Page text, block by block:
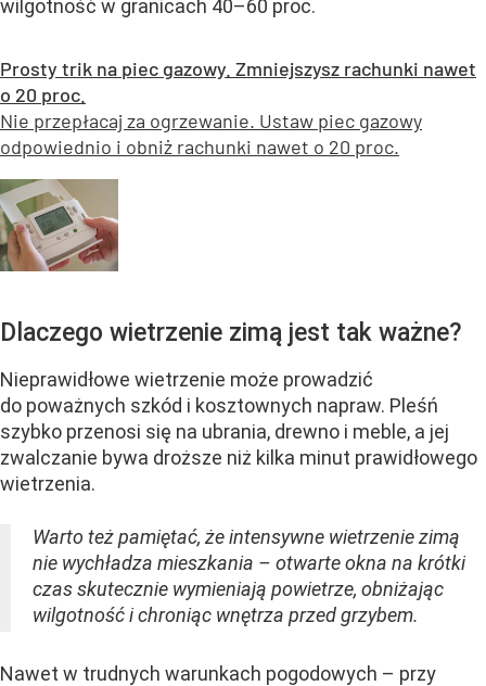
wilgotność w granicach 40–60 proc.
Prosty trik na piec gazowy. Zmniejszysz rachunki nawet
o 20 proc.
Nie przepłacaj za ogrzewanie. Ustaw piec gazowy
odpowiednio i obniż rachunki nawet o 20 proc.
Dlaczego wietrzenie zimą jest tak ważne?
Nieprawidłowe wietrzenie może prowadzić
do poważnych szkód i kosztownych napraw. Pleśń
szybko przenosi się na ubrania, drewno i meble, a jej
zwalczanie bywa droższe niż kilka minut prawidłowego
wietrzenia.
Warto też pamiętać, że intensywne wietrzenie zimą
nie wychładza mieszkania – otwarte okna na krótki
czas skutecznie wymieniają powietrze, obniżając
wilgotność i chroniąc wnętrza przed grzybem.
Nawet w trudnych warunkach pogodowych – przy